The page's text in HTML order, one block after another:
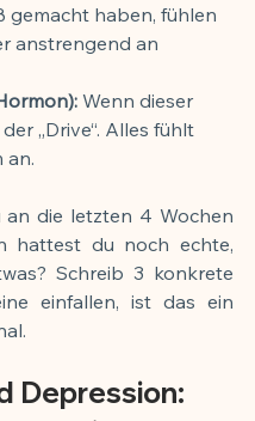
gemacht haben, fühlen
anstrengend an
Wenn dieser
„Drive“. Alles fühlt
an.
die letzten 4 Wochen
hattest du noch echte,
Schreib 3 konkrete
einfallen, ist das ein
Depression: